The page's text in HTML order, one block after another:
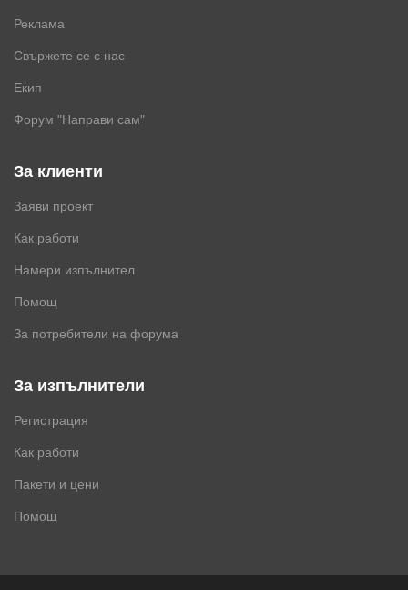
Реклама
Свържете се с нас
Екип
Форум "Направи сам"
За клиенти
Заяви проект
Как работи
Намери изпълнител
Помощ
За потребители на форума
За изпълнители
Регистрация
Как работи
Пакети и цени
Помощ